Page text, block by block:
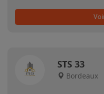
STS 33
Bordeaux